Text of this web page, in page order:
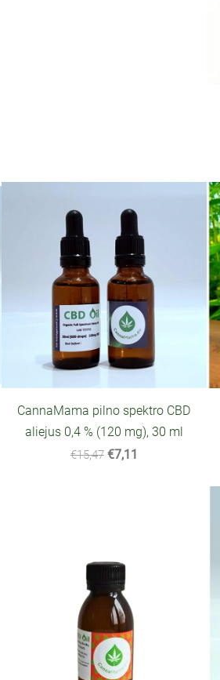
CannaMama pilno spektro CBD
aliejus 0,4 % (120 mg), 30 ml
€15,47 €7,11